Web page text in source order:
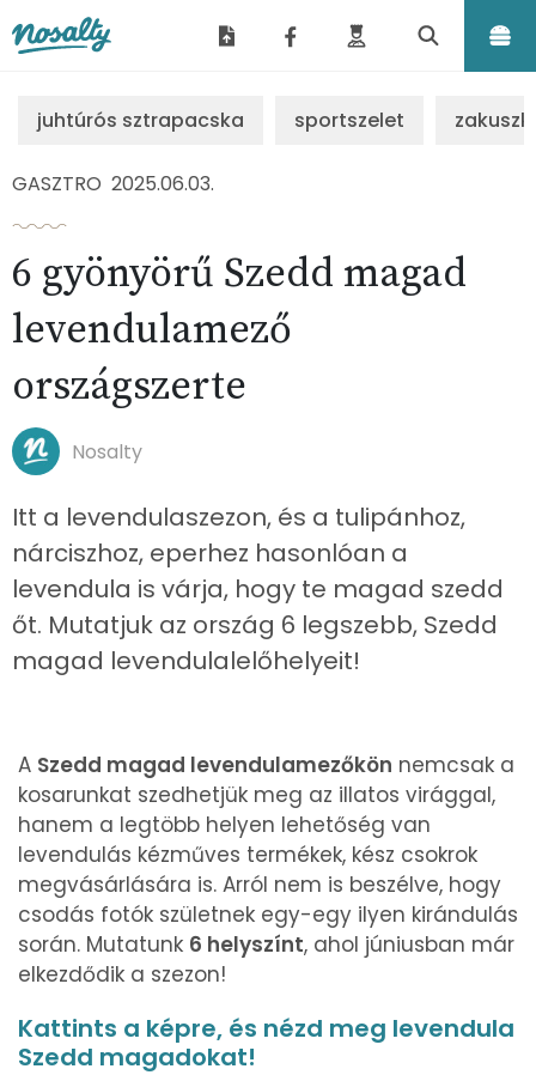
juhtúrós sztrapacska sportszelet
GASZTRO 2025.06.03.
6 gyönyörű Szedd magad
levendulamező
országszerte
Nosalty
Itt a levendulaszezon, és a tulipánhoz,
nárciszhoz, eperhez hasonlóan a
levendula is várja, hogy te magad szedd
őt. Mutatjuk az ország 6 legszebb, Szedd
magad levendulalelőhelyeit!
A Szedd magad levendulamezőkön nemcsak a
kosarunkat szedhetjük meg az illatos virággal,
hanem a legtöbb helyen lehetőség van
levendulás kézműves termékek, kész csokrok
megvásárlására is. Arról nem is beszélve, hogy
csodás fotók születnek egy-egy ilyen kirándulás
során. Mutatunk 6 helyszínt, ahol júniusban már
elkezdődik a szezon!
Kattints a képre, és nézd meg levendula
Szedd magadokat!